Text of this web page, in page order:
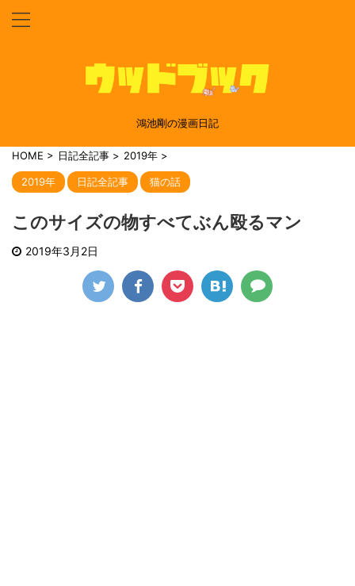
鴻池剛の漫画日記
HOME > 日記全記事 > 2019年 >
2019年 日記全記事 猫の話
このサイズの物すべてぶん殴るマン
2019年3月2日